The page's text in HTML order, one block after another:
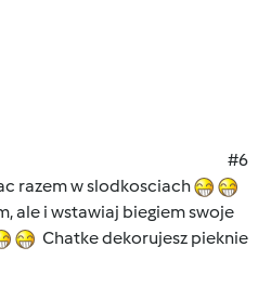
#6
razem w slodkosciach
ale i wstawiaj biegiem swoje
Chatke dekorujesz pieknie